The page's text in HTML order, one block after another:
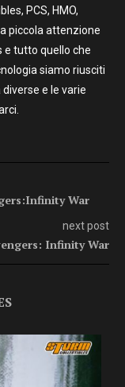
PCS, HMO,
piccola attenzione
e tutto quello che
siamo riusciti
e le varie
War
next post
Infinity War